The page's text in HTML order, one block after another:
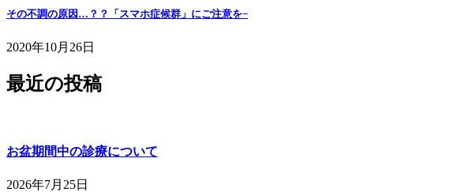
その不調の原因…？？「スマホ症候群」にご注意を−
2020年10月26日
最近の投稿
お盆期間中の診療について
2026年7月25日